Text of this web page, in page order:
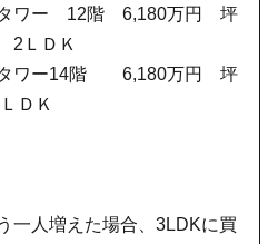
タワー 12階 6,180万円 坪
ＬＤＫ
タワー14階 6,180万円 坪
ＤＫ
一人増えた場合、3LDKに買